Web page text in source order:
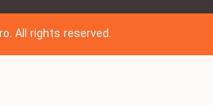
All rights reserved.